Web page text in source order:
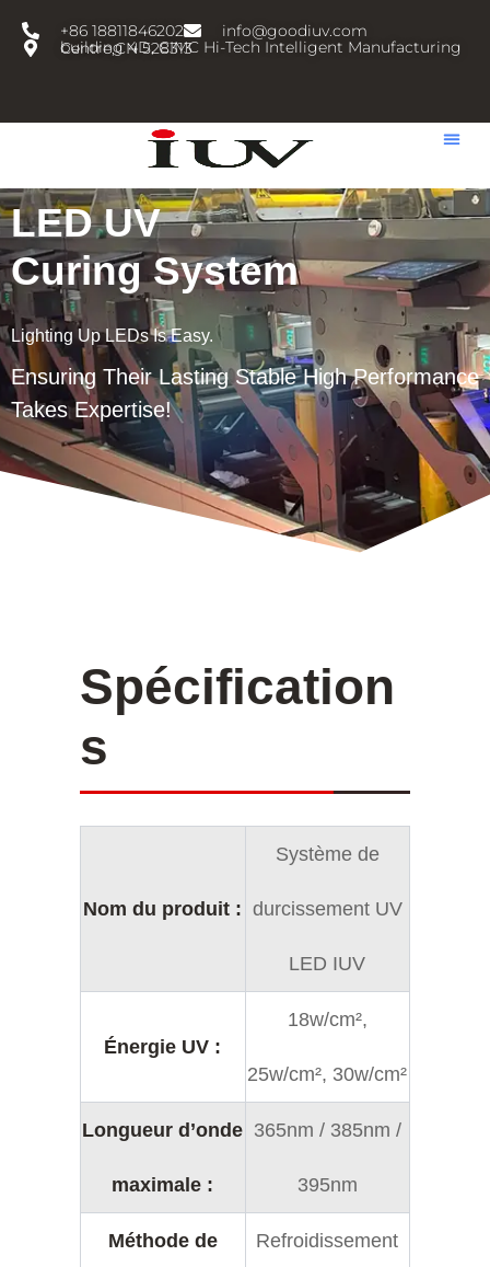
+86 18811846202
info@goodiuv.com
building 4D, CIMC Hi-Tech Intelligent Manufacturing Centre,CN 528313
LED UV
Curing System
Lighting Up LEDs Is Easy.
Ensuring Their Lasting Stable High Performance
Takes Expertise!
Spécification
s
Nom du produit :
Système de
durcissement UV
LED IUV
Énergie UV :
18w/cm²,
25w/cm², 30w/cm²
Longueur d’onde
maximale :
365nm / 385nm /
395nm
Méthode de Refroidissement